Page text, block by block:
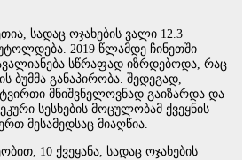
სადაც ოჯახების ვალი 12.3
2019 წლამდე ჩინეთში
სწრაფად იზრდებოდა, რაც
ბუმმა განაპირობა. შედეგად,
ტვირთი მნიშვნელოვნად გაიზარდა და
სესხების მოცულობამ ქვეყნის
მესამედსაც მიაღწია.
10 ქვეყანა, სადაც ოჯახების